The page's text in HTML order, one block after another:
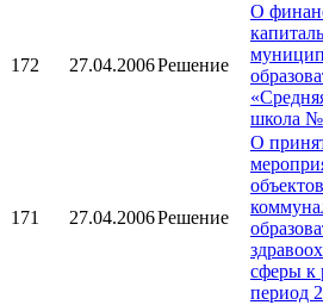
172 27.04.2006Решение
О
школа №
171 27.04.2006Решение
О
сферы к
период